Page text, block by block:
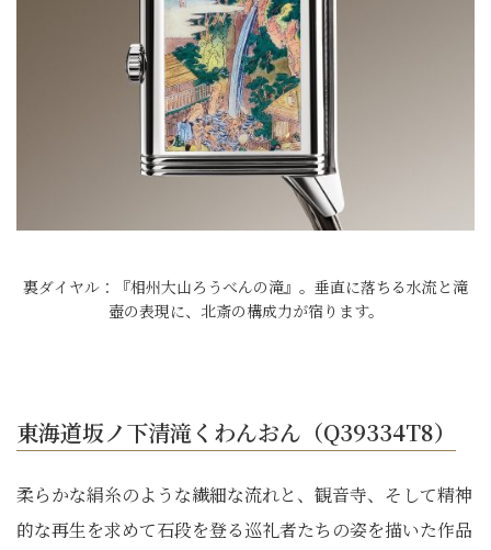
裏ダイヤル：『相州大山ろうべんの滝』。垂直に落ちる水流と滝
壺の表現に、北斎の構成力が宿ります。
東海道坂ノ下清滝くわんおん（Q39334T8）
柔らかな絹糸のような繊細な流れと、観音寺、そして精神
的な再生を求めて石段を登る巡礼者たちの姿を描いた作品